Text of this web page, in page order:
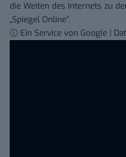
die Weiten des Internets zu
„Spiegel Online“.
ⓘ Ein Service von Google |